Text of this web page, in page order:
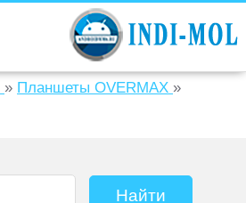
» Планшеты OVERMAX »